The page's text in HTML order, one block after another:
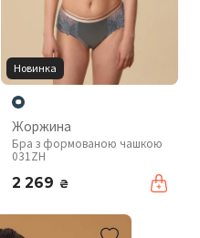
Новинка
Жоржина
Бра з формованою чашкою
031ZH
2 269 ₴